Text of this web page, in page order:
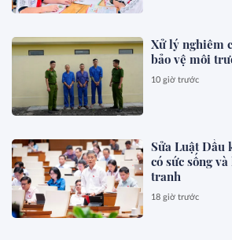
Xử lý nghiêm
bảo vệ môi
10 giờ trước
Sửa Luật Dầu
có sức sống
tranh
18 giờ trước